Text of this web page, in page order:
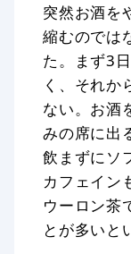
突然お酒を
縮むのでは
た。まず3
く、それか
ない。お酒
みの席に出
飲まずにソ
カフェイン
ウーロン茶
とが多いと